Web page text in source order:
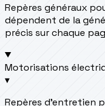
Repères généraux
dépendent de la
précis sur chaque
Motorisations
▾
Repères d’entretien